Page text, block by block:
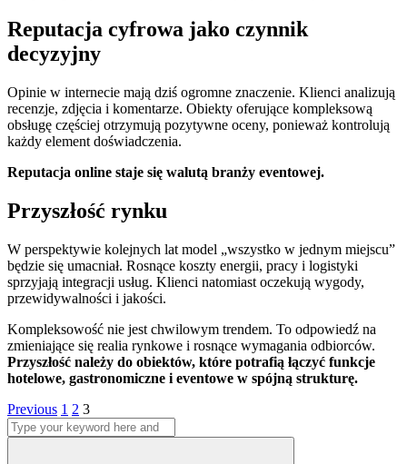
Reputacja cyfrowa jako czynnik
decyzyjny
Opinie w internecie mają dziś ogromne znaczenie. Klienci analizują
recenzje, zdjęcia i komentarze. Obiekty oferujące kompleksową
obsługę częściej otrzymują pozytywne oceny, ponieważ kontrolują
każdy element doświadczenia.
Reputacja online staje się walutą branży eventowej.
Przyszłość rynku
W perspektywie kolejnych lat model „wszystko w jednym miejscu”
będzie się umacniał. Rosnące koszty energii, pracy i logistyki
sprzyjają integracji usług. Klienci natomiast oczekują wygody,
przewidywalności i jakości.
Kompleksowość nie jest chwilowym trendem. To odpowiedź na
zmieniające się realia rynkowe i rosnące wymagania odbiorców.
Przyszłość należy do obiektów, które potrafią łączyć funkcje
hotelowe, gastronomiczne i eventowe w spójną strukturę.
Stronicowanie
wpisów
Previous Page
1 Page
2 Page
3
Search
for: